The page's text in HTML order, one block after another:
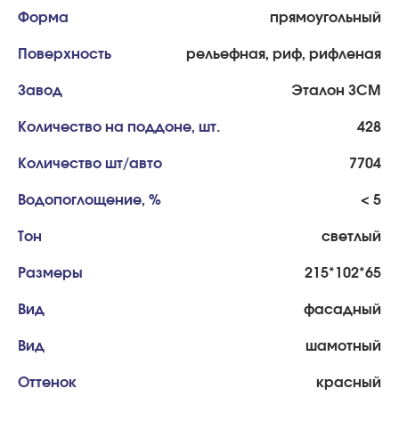
Форма прямоугольный
Поверхность рельефная, риф, рифленая
Завод Эталон ЗСМ
Количество на поддоне, шт. 428
Количество шт/авто 7704
Водопоглощение, % < 5
Тон светлый
Размеры 215*102*65
Вид фасадный
Вид шамотный
Оттенок красный